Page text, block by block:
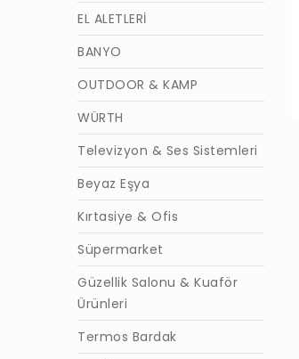
EL ALETLERİ
BANYO
OUTDOOR & KAMP
WÜRTH
Televizyon & Ses Sistemleri
Beyaz Eşya
Kırtasiye & Ofis
Süpermarket
Güzellik Salonu & Kuaför
Ürünleri
Termos Bardak